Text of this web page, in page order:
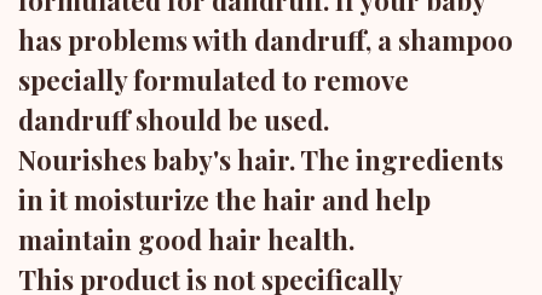
has problems with dandruff, a shampoo
specially formulated to remove
dandruff should be used.
Nourishes baby's hair. The ingredients
in it moisturize the hair and help
maintain good hair health.
This product is not specifically